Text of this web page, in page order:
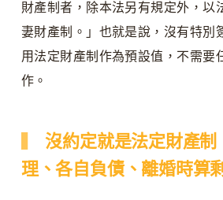
財產制者，除本法另有規定外，以
妻財產制。」也就是說，沒有特別
用法定財產制作為預設值，不需要
作。
沒約定就是法定財產制
理、各自負債、離婚時算